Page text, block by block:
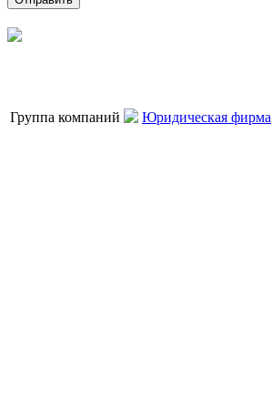
Группа компаний Юридическая фирма